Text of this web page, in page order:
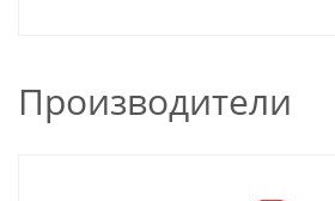
Производители